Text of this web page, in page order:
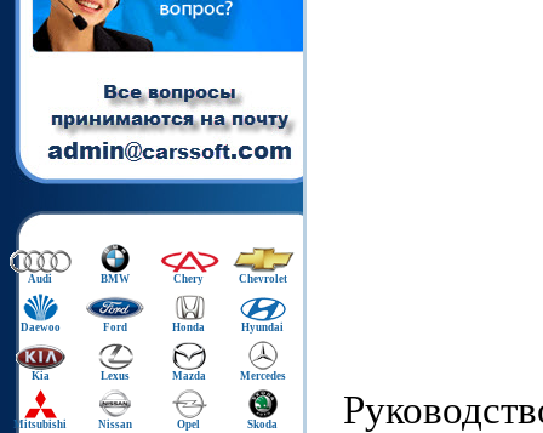
Audi BMW Chery Chevrolet
Daewoo Ford Honda Hyundai
Kia Lexus Mazda Mercedes
Mitsubishi Nissan Opel Skoda